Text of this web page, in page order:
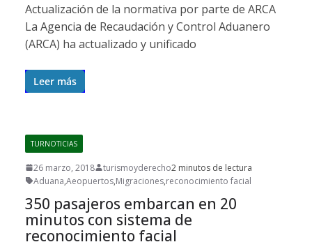
Actualización de la normativa por parte de ARCA
La Agencia de Recaudación y Control Aduanero
(ARCA) ha actualizado y unificado
Leer más
TURNOTICIAS
26 marzo, 2018 turismoyderecho2 minutos de lectura
Aduana,Aeopuertos,Migraciones,reconocimiento facial
350 pasajeros embarcan en 20
minutos con sistema de
reconocimiento facial